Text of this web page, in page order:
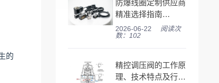
的
防爆线圈定制供应商
精准选择指南
（2026版）
2026-06-22
阅读次
数：102
精控调压阀的工作原
理、技术特点及行业